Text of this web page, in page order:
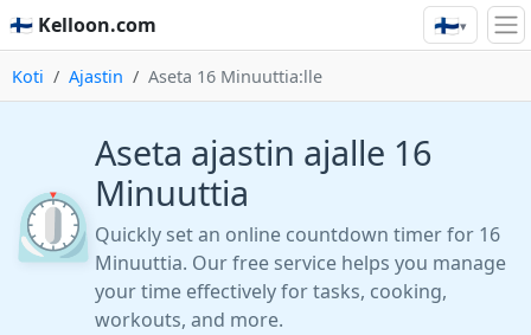
🇫🇮 Kelloon.com 🇫🇮▾
Koti Ajastin Aseta 16 Minuuttia:lle
⏲️
Aseta ajastin ajalle 16
Minuuttia
Quickly set an online countdown timer for 16
Minuuttia. Our free service helps you manage
your time effectively for tasks, cooking,
workouts, and more.